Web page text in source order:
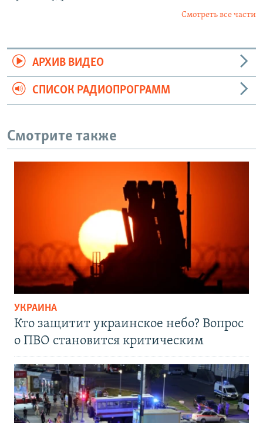
Смотреть все части
АРХИВ ВИДЕО
СПИСОК РАДИОПРОГРАММ
Смотрите также
УКРАИНА
Кто защитит украинское небо? Вопрос
о ПВО становится критическим